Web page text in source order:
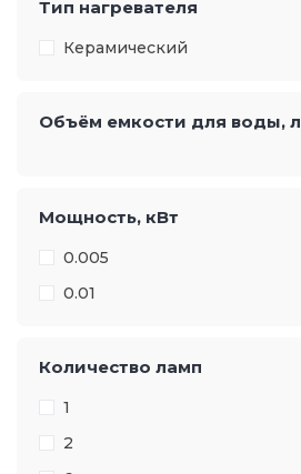
Тип нагревателя
Керамический
Объём емкости для воды, л
Мощность, кВт
0.005
0.01
Количество ламп
1
2